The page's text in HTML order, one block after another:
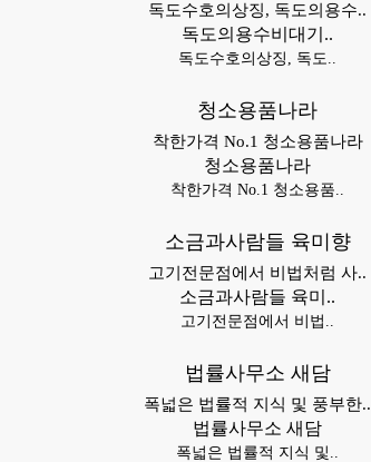
독도수호의상징, 독도의용수..
독도의용수비대기..
독도수호의상징, 독도..
청소용품나라
착한가격 No.1 청소용품나라
청소용품나라
착한가격 No.1 청소용품..
소금과사람들 육미향
고기전문점에서 비법처럼 사..
소금과사람들 육미..
고기전문점에서 비법..
법률사무소 새담
폭넓은 법률적 지식 및 풍부한..
법률사무소 새담
폭넓은 법률적 지식 및..